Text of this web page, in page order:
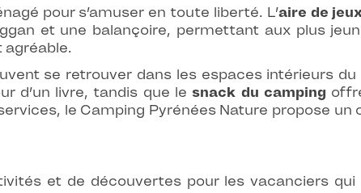
pour s’amuser en toute liberté. L’aire de
et une balançoire, permettant aux plus
agréable.
se retrouver dans les espaces intérieurs du
d’un livre, tandis que le snack du camping
le Camping Pyrénées Nature propose un
et de découvertes pour les vacanciers qui